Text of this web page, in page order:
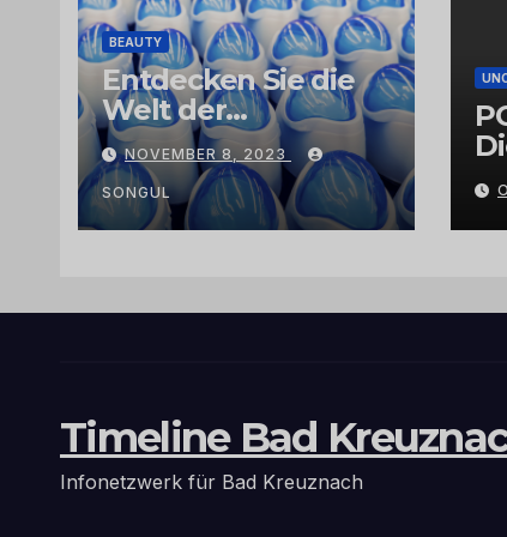
BEAUTY
Entdecken Sie die
Welt der
Exklusivität:
Arganöl,
Kaktusfeigenkernöl
und
vertrauenswürdige
NOVEMBER 8, 2023
SONGUL
Timeline Bad
Infonetzwerk für Bad Kreuznach